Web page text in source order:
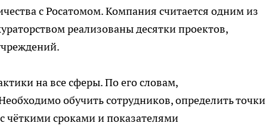
с Росатомом. Компания считается одним из
реализованы десятки проектов,
на все сферы. По его словам,
обучить сотрудников, определить точки
чёткими сроками и показателями